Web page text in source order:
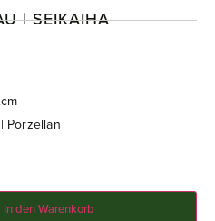
| SEIKAIHA
Porzellan
In den Warenkorb